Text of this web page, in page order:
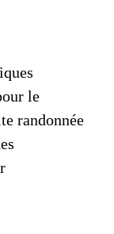
le
randonnée